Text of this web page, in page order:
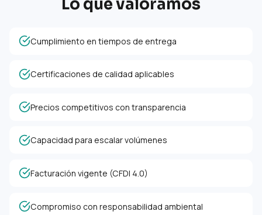
Lo que valoramos
Cumplimiento en tiempos de entrega
Certificaciones de calidad aplicables
Precios competitivos con transparencia
Capacidad para escalar volúmenes
Facturación vigente (CFDI 4.0)
Compromiso con responsabilidad ambiental